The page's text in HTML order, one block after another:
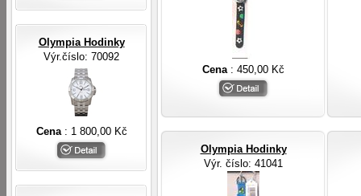
Cena : 450,00 Kč
Olympia Hodinky
Výr. číslo: 41041
Olympia Hodinky
Výr.číslo: 70092
Cena : 1 800,00 Kč